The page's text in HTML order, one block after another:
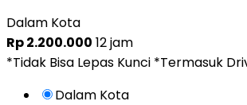
Dalam Kota
Rp 2.200.000 12 jam
*Tidak Bisa Lepas Kunci *Termasuk
Dalam Kota